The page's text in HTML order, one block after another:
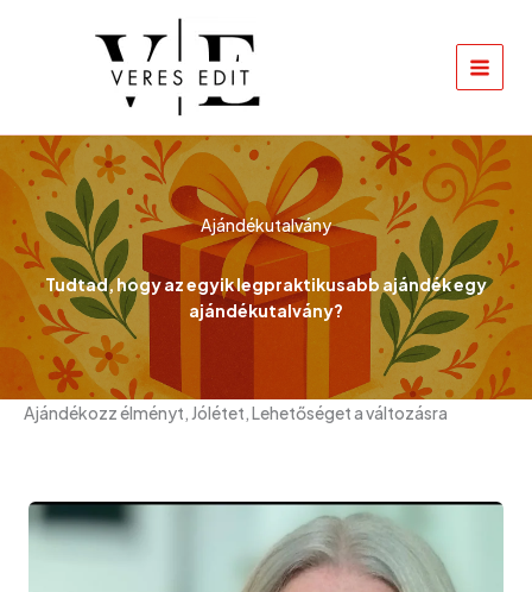
Ajándékutalvány
Tudtad, hogy az egyik legpraktikusabb ajándék egy
ajándékutalvány?
Ajándékozz élményt, Jólétet, Lehetőséget a változásra